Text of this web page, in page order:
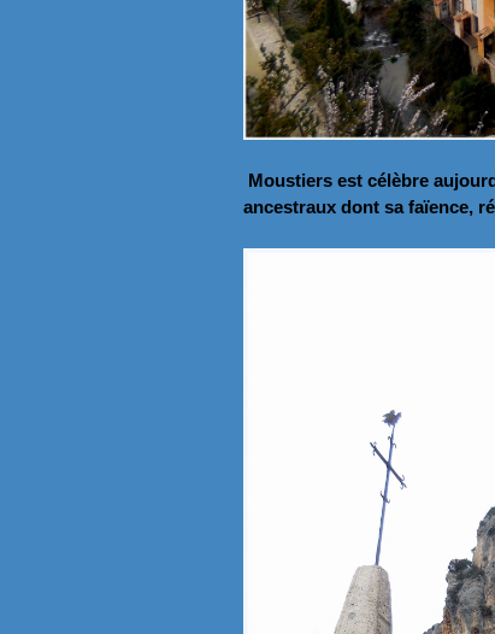
Moustiers est célèbre
ancestraux dont sa faïence,